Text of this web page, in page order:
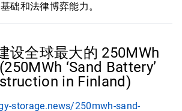
础和法律博弈能力。
设全球最大的 250MWh
‘Sand Battery’
in Finland)
storage.news/250mwh-sand-